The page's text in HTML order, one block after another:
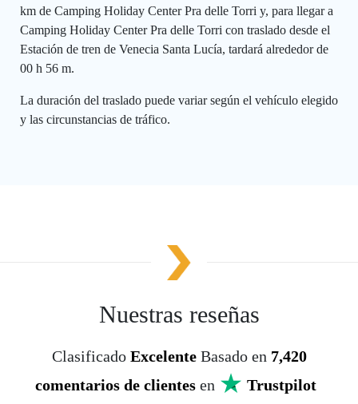
km de Camping Holiday Center Pra delle Torri y, para llegar a
Camping Holiday Center Pra delle Torri con traslado desde el
Estación de tren de Venecia Santa Lucía, tardará alrededor de
00 h 56 m.
La duración del traslado puede variar según el vehículo elegido
y las circunstancias de tráfico.
Nuestras reseñas
Clasificado Excelente Basado en 7,420
comentarios de clientes en Trustpilot